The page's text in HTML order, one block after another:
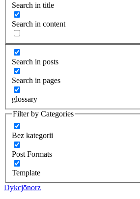
Search in title
Search in content
Search in posts
Search in pages
glossary
Filter by Categories
Bez kategorii
Post Formats
Template
Dykcjōnorz